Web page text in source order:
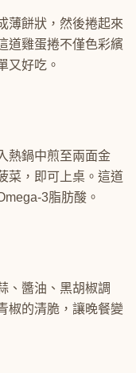
薄餅狀，然後捲起來
道雞蛋捲不僅色彩繽
又好吃。
熱鍋中煎至兩面金
菜，即可上桌。這道
3脂肪酸。
、醬油、黑胡椒調
椒的清脆，讓晚餐變